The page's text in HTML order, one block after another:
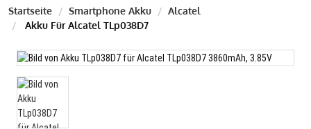
Startseite Smartphone Akku
Alcatel
Akku Für Alcatel TLp038D7